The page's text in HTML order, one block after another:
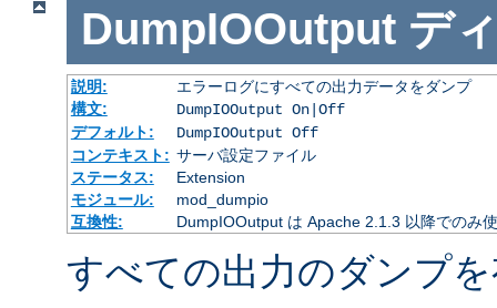
DumpIOOutput デ
説明:
エラーログにすべての出力データをダンプ
構文:
DumpIOOutput On|Off
デフォルト:
DumpIOOutput Off
コンテキスト: サーバ設定ファイル
ステータス:
Extension
モジュール:
mod_dumpio
互換性:
DumpIOOutput は Apache 2.1.3 以降でのみ
すべての出力のダンプ